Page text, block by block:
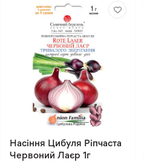
Насіння Цибуля Ріпчаста
Червоний Лаєр 1г